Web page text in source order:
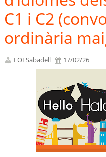
C1 i C2
ordinària
EOI Sabadell 17/02/26